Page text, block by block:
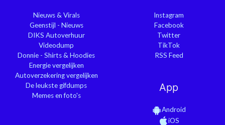
Nieuws & Virals
Geenstijl - Nieuws
DIKS Autoverhuur
Videodump
Donnie - Shirts & Hoodies
Energie vergelijken
Autoverzekering vergelijken
De leukste gifdumps
Memes en foto's
Instagram
Facebook
Twitter
TikTok
RSS Feed
App
Android
iOS